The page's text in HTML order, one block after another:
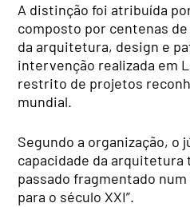
A distinção foi atribuída
composto por centenas
da arquitetura, design e
intervenção realizada em
restrito de projetos
mundial.
Segundo a organização, o
capacidade da arquitetura
passado fragmentado
para o século XXI”.